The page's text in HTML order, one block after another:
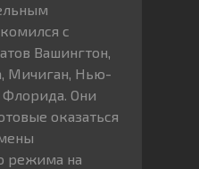
с
Вашингтон,
Мичиган, Нью-
Они
оказаться
режима на